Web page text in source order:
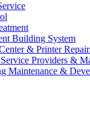
Building System
& Printer
Providers &
Maintenance &